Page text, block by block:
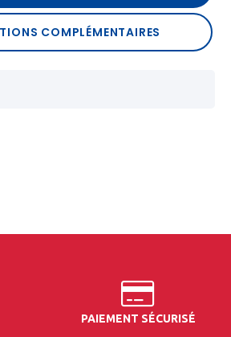
COMPLÉMENTAIRES
PAIEMENT SÉCURISÉ